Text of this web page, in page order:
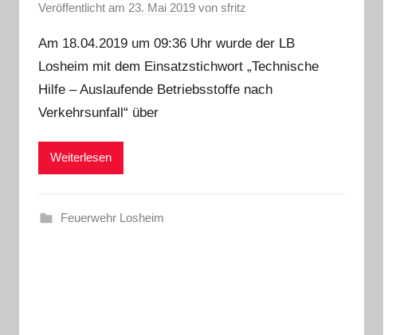
Veröffentlicht am 23. Mai 2019 von sfritz
Am 18.04.2019 um 09:36 Uhr wurde der LB
Losheim mit dem Einsatzstichwort „Technische
Hilfe – Auslaufende Betriebsstoffe nach
Verkehrsunfall“ über
Weiterlesen
Feuerwehr Losheim